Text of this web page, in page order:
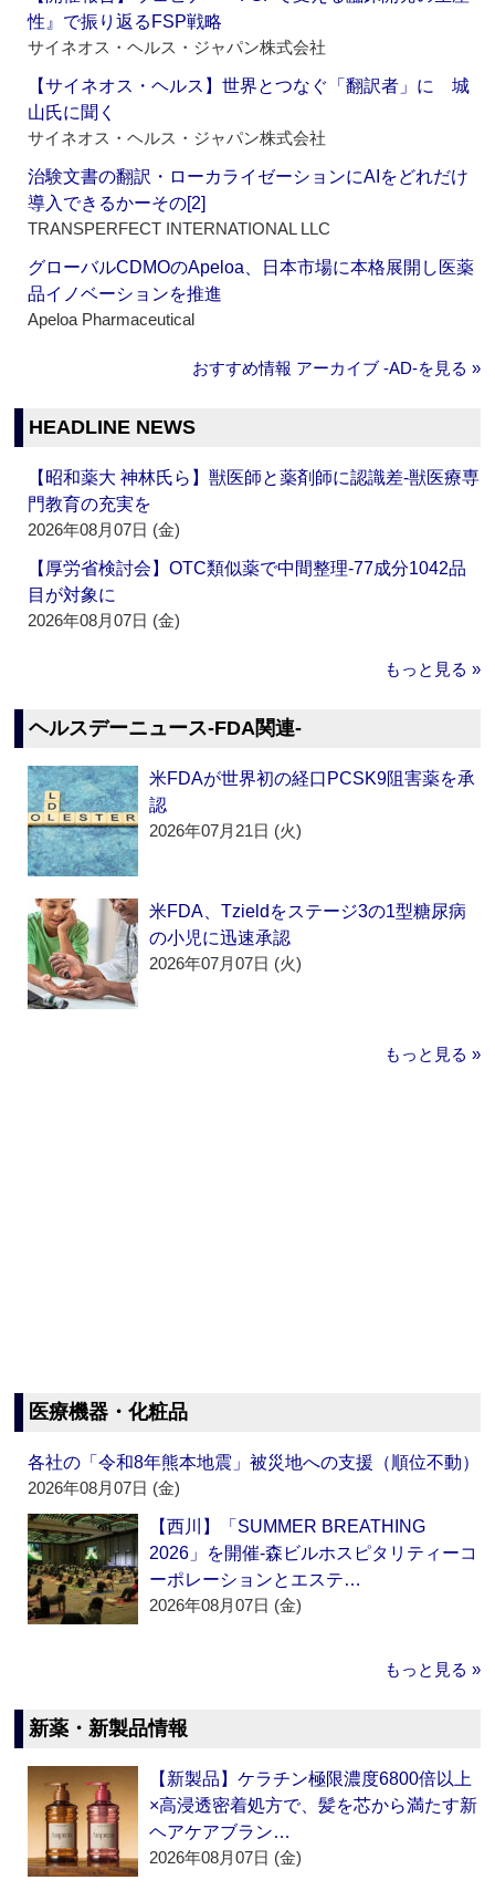
性』で振り返るFSP戦略
サイネオス・ヘルス・ジャパン株式会社
【サイネオス・ヘルス】世界とつなぐ「翻訳者」に 城
山氏に聞く
サイネオス・ヘルス・ジャパン株式会社
治験文書の翻訳・ローカライゼーションにAIをどれだけ
導入できるかーその[2]
TRANSPERFECT INTERNATIONAL LLC
グローバルCDMOのApeloa、日本市場に本格展開し医薬
品イノベーションを推進
Apeloa Pharmaceutical
おすすめ情報 アーカイブ ‐AD‐を見る »
HEADLINE NEWS
【昭和薬大 神林氏ら】獣医師と薬剤師に認識差‐獣医療専
門教育の充実を
2026年08月07日 (金)
【厚労省検討会】OTC類似薬で中間整理‐77成分1042品
目が対象に
2026年08月07日 (金)
もっと見る »
ヘルスデーニュース‐FDA関連‐
米FDAが世界初の経口PCSK9阻害薬を承
認
2026年07月21日 (火)
米FDA、Tzieldをステージ3の1型糖尿病
の小児に迅速承認
2026年07月07日 (火)
もっと見る »
医療機器・化粧品
各社の「令和8年熊本地震」被災地への支援（順位不動）
2026年08月07日 (金)
【西川】「SUMMER BREATHING
2026」を開催‐森ビルホスピタリティーコ
ーポレーションとエステ…
2026年08月07日 (金)
もっと見る »
新薬・新製品情報
【新製品】ケラチン極限濃度6800倍以上
×高浸透密着処方で、髪を芯から満たす新
ヘアケアブラン…
2026年08月07日 (金)